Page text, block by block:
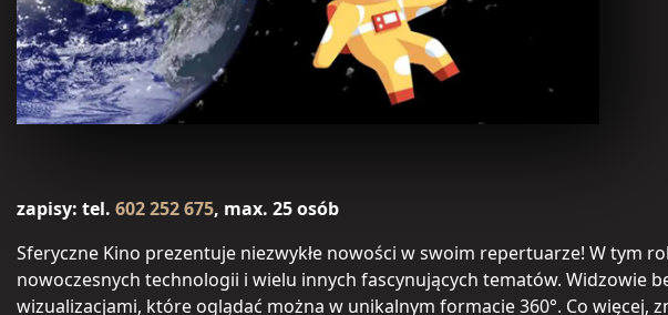
zapisy: tel. 602 252 675, max. 25 osób
Sferyczne Kino prezentuje niezwykłe nowości w swoim repertuarze! W tym
nowoczesnych technologii i wielu innych fascynujących tematów. Widzowie
wizualizacjami, które oglądać można w unikalnym formacie 360°. Co więcej,